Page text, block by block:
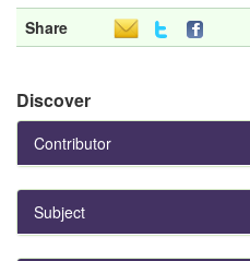
Share
Discover
Contributor
Subject